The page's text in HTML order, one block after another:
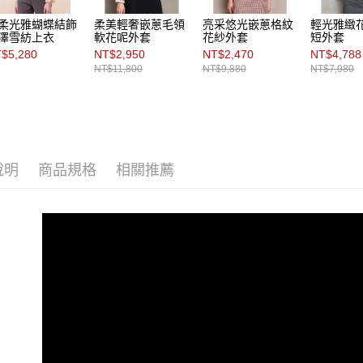
光雅蝴蝶結飾
雪紡上衣
柔美輕奢嵌蔥毛領
軟花呢外套
NT$2,950
NT$11,800
亮采悠光嵌蔥格紋
花紗外套
NT$2,470
NT$9,880
輕光雅緻
短外套
NT$4,788
NT$7,980
明 商品規格 相關推薦